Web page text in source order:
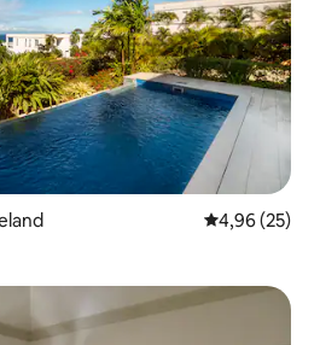
4,96 de uma
4,96 (25)